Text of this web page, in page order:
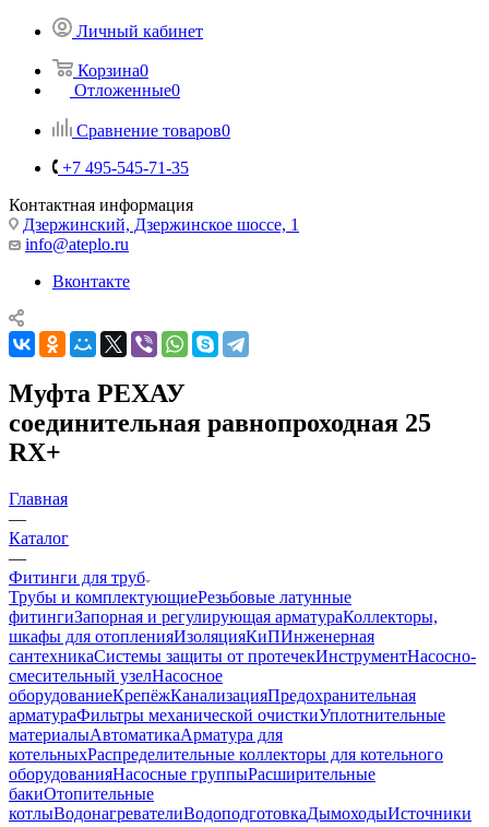
Личный кабинет
Корзина0
Отложенные0
Сравнение товаров0
+7 495-545-71-35
Контактная информация
Дзержинский, Дзержинское шоссе, 1
info@ateplo.ru
Вконтакте
Муфта РЕХАУ
соединительная равнопроходная 25
RX+
Главная
—
Каталог
—
Фитинги для труб
Трубы и комплектующиеРезьбовые латунные
фитингиЗапорная и регулирующая арматураКоллекторы,
шкафы для отопленияИзоляцияКиПИнженерная
сантехникаСистемы защиты от протечекИнструментНасосно-
смесительный узелНасосное
оборудованиеКрепёжКанализацияПредохранительная
арматураФильтры механической очисткиУплотнительные
материалыАвтоматикаАрматура для
котельныхРаспределительные коллекторы для котельного
оборудованияНасосные группыРасширительные
бакиОтопительные
котлыВодонагревателиВодоподготовкаДымоходыИсточники